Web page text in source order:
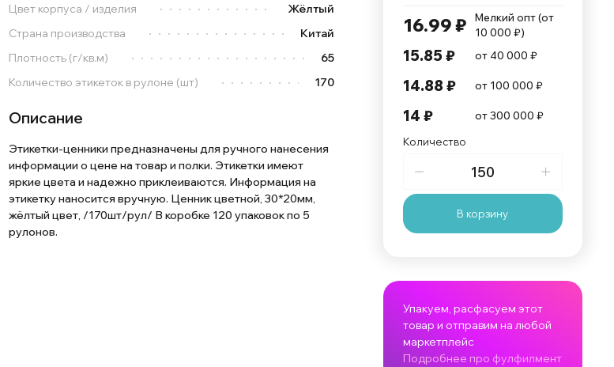
16.99 ₽
Мелкий опт (от
10 000 ₽)
15.85 ₽ от 40 000 ₽
14.88 ₽ от 100 000 ₽
14 ₽ от 300 000 ₽
Количество
В корзину
Упакуем, расфасуем этот
товар и отправим на любой
маркетплейс
Подробнее про фулфилмент
Цвет корпуса / изделия
Жёлтый
Страна производства
Китай
Плотность (г/кв.м)
65
Количество этикеток в рулоне (шт)
170
Описание
Этикетки-ценники предназначены для ручного нанесения
информации о цене на товар и полки. Этикетки имеют
яркие цвета и надежно приклеиваются. Информация на
этикетку наносится вручную. Ценник цветной, 30*20мм,
жёлтый цвет, /170шт/рул/ В коробке 120 упаковок по 5
рулонов.